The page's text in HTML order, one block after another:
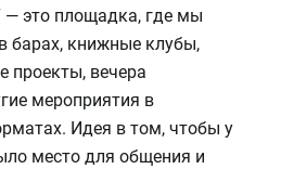
— это площадка, где мы
барах, книжные клубы,
проекты, вечера
мероприятия в
Идея в том, чтобы у
место для общения и